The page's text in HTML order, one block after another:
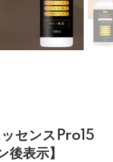
センスPro15
表示】